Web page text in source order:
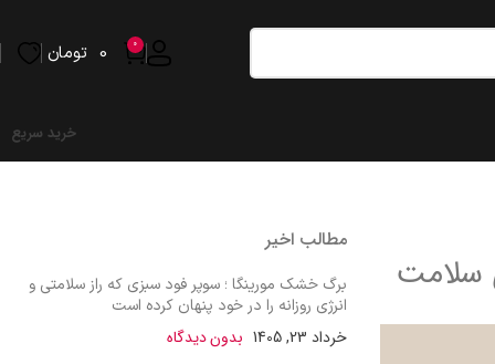
0
0 تومان
خرید سریع
سلامت
مطالب اخیر
برگ خشک مورینگا ؛ سوپر فود سبزی که راز سلامتی و
انرژی روزانه را در خود پنهان کرده است
خرداد 23, 1405 بدون دیدگاه